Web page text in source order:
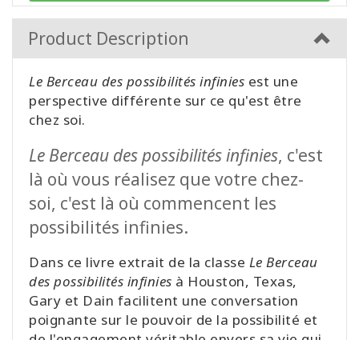
Product Description
Le Berceau des possibilités infinies est une
perspective différente sur ce qu'est être
chez soi.
Le Berceau des possibilités infinies, c'est
là où vous réalisez que votre chez-
soi, c'est là où commencent les
possibilités infinies.
Dans ce livre extrait de la classe Le Berceau
des possibilités infinies à Houston, Texas,
Gary et Dain facilitent une conversation
poignante sur le pouvoir de la possibilité et